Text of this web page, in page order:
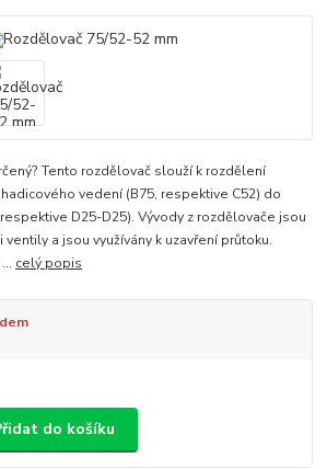
Tento rozdělovač slouží k rozdělení
vedení (B75, respektive C52) do
D25-D25). Vývody z rozdělovače jsou
a jsou využívány k uzavření průtoku.
celý popis
do košíku